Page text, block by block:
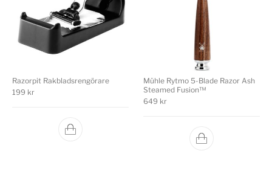
Razorpit Rakbladsrengörare
199 kr
Mühle Rytmo 5-Blade Razor Ash
Steamed Fusion™
649 kr